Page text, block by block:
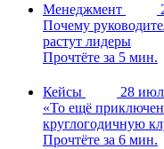
Менеджмент
Почему
растут лидеры
Прочтёте за 5 мин.
Кейсы
28
«То ещё
круглогодичную
Прочтёте за 6 мин.